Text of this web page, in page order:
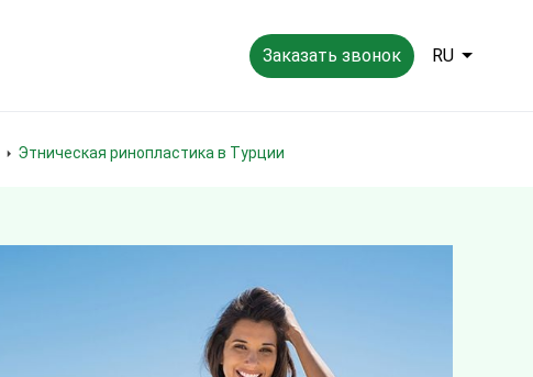
Заказать звонок RU
Этническая ринопластика в Турции